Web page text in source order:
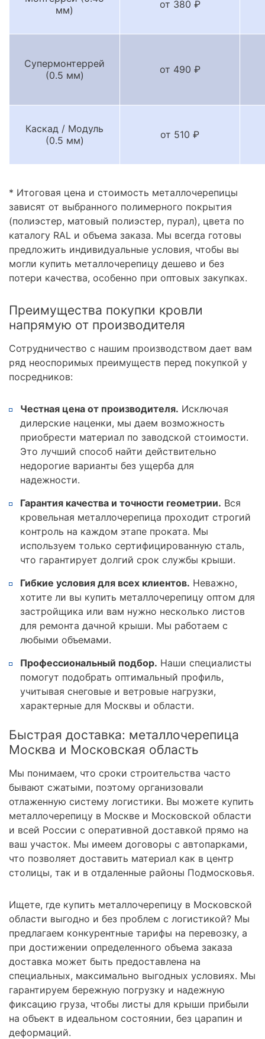
мм)
от 380 ₽
Супермонтеррей
(0.5 мм)
от 490 ₽
Каскад / Модуль
(0.5 мм)
от 510 ₽
* Итоговая цена и стоимость металлочерепицы
зависят от выбранного полимерного покрытия
(полиэстер, матовый полиэстер, пурал), цвета по
каталогу RAL и объема заказа. Мы всегда готовы
предложить индивидуальные условия, чтобы вы
могли купить металлочерепицу дешево и без
потери качества, особенно при оптовых закупках.
Преимущества покупки кровли
напрямую от производителя
Сотрудничество с нашим производством дает вам
ряд неоспоримых преимуществ перед покупкой у
посредников:
Честная цена от производителя. Исключая
дилерские наценки, мы даем возможность
приобрести материал по заводской стоимости.
Это лучший способ найти действительно
недорогие варианты без ущерба для
надежности.
Гарантия качества и точности геометрии. Вся
кровельная металлочерепица проходит строгий
контроль на каждом этапе проката. Мы
используем только сертифицированную сталь,
что гарантирует долгий срок службы крыши.
Гибкие условия для всех клиентов. Неважно,
хотите ли вы купить металлочерепицу оптом для
застройщика или вам нужно несколько листов
для ремонта дачной крыши. Мы работаем с
любыми объемами.
Профессиональный подбор. Наши специалисты
помогут подобрать оптимальный профиль,
учитывая снеговые и ветровые нагрузки,
характерные для Москвы и области.
Быстрая доставка: металлочерепица
Москва и Московская область
Мы понимаем, что сроки строительства часто
бывают сжатыми, поэтому организовали
отлаженную систему логистики. Вы можете купить
металлочерепицу в Москве и Московской области
и всей России с оперативной доставкой прямо на
ваш участок. Мы имеем договоры с автопарками,
что позволяет доставить материал как в центр
столицы, так и в отдаленные районы Подмосковья.
Ищете, где купить металлочерепицу в Московской
области выгодно и без проблем с логистикой? Мы
предлагаем конкурентные тарифы на перевозку, а
при достижении определенного объема заказа
доставка может быть предоставлена на
специальных, максимально выгодных условиях. Мы
гарантируем бережную погрузку и надежную
фиксацию груза, чтобы листы для крыши прибыли
на объект в идеальном состоянии, без царапин и
деформаций.